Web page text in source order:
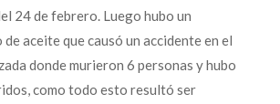
24 de febrero. Luego hubo un
aceite que causó un accidente en el
donde murieron 6 personas y hubo
como todo esto resultó ser